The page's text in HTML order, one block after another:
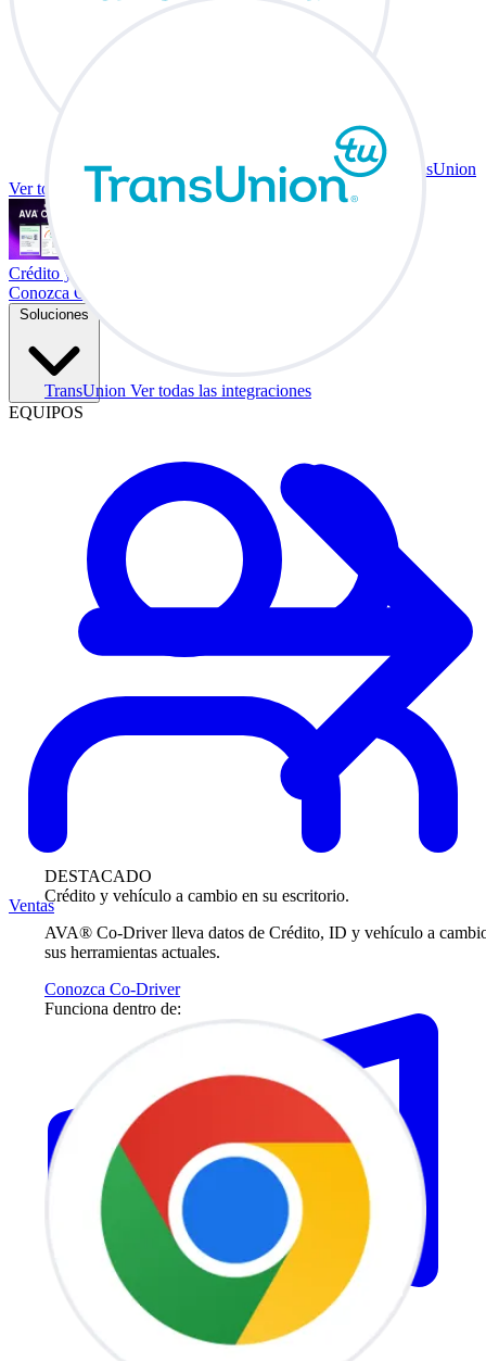
TransUnion Ver todas las integraciones
DESTACADO
Crédito y vehículo a cambio en su escritorio.
AVA® Co-Driver lleva datos de Crédito, ID y vehículo a
sus herramientas actuales.
Conozca Co-Driver
Funciona dentro de:
TransUnion
Ver todas las integraciones
Crédito y vehículo a cambio en su escritorio.
Conozca Co-Driver
Soluciones
EQUIPOS
Ventas